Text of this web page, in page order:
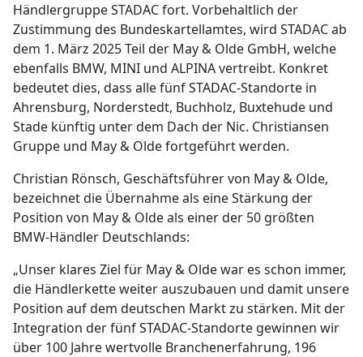
Händlergruppe STADAC fort. Vorbehaltlich der
Zustimmung des Bundeskartellamtes, wird STADAC ab
dem 1. März 2025 Teil der May & Olde GmbH, welche
ebenfalls BMW, MINI und ALPINA vertreibt. Konkret
bedeutet dies, dass alle fünf STADAC-Standorte in
Ahrensburg, Norderstedt, Buchholz, Buxtehude und
Stade künftig unter dem Dach der Nic. Christiansen
Gruppe und May & Olde fortgeführt werden.
Christian Rönsch, Geschäftsführer von May & Olde,
bezeichnet die Übernahme als eine Stärkung der
Position von May & Olde als einer der 50 größten
BMW-Händler Deutschlands:
„Unser klares Ziel für May & Olde war es schon immer,
die Händlerkette weiter auszubauen und damit unsere
Position auf dem deutschen Markt zu stärken. Mit der
Integration der fünf STADAC-Standorte gewinnen wir
über 100 Jahre wertvolle Branchenerfahrung, 196